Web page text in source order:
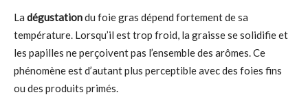
La dégustationdu foie gras dépend fortement de sa
température. Lorsqu’il est trop froid, la graisse se solidifie et
les papilles ne perçoivent pas l’ensemble des arômes. Ce
phénomène est d’autant plus perceptible avec des foies fins
ou des produits primés.